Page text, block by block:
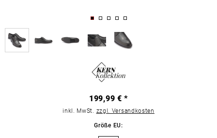
199,99 € *
inkl. MwSt. zzgl. Versandkosten
Größe EU: